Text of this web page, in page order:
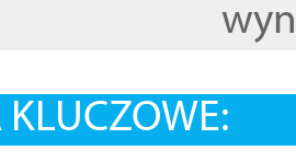
KLUCZOWE: